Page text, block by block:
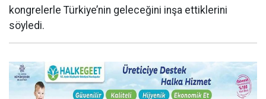
kongrelerle Türkiye’nin geleceğini inşa ettiklerini
söyledi.